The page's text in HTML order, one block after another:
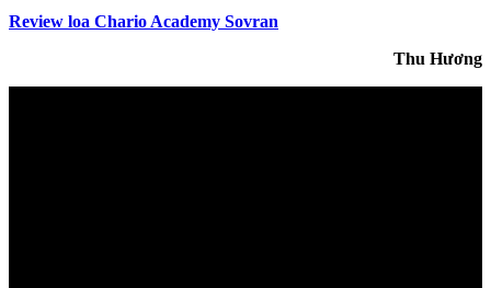
Review loa Chario Academy Sovran
Thu Hương